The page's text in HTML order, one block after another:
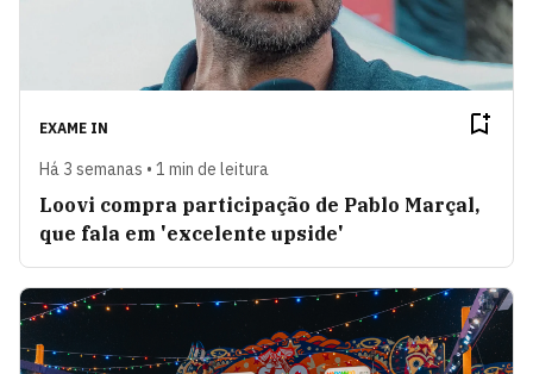
EXAME IN
Há 3 semanas • 1 min de leitura
Loovi compra participação de Pablo Marçal,
que fala em 'excelente upside'